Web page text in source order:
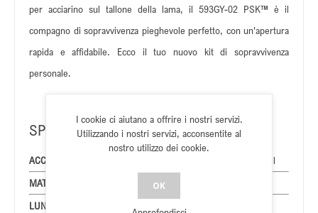
per acciarino sul tallone della lama, il 593GY-02 PSK™ è il
compagno di sopravvivenza pieghevole perfetto, con un'apertura
rapida e affidabile. Ecco il tuo nuovo kit di sopravvivenza
personale.
SPECIFICHE
ACCIAIO LAMA
Elmax Stainless Powder Steel
MATERIALE MANICO
Grivory
LUNGHEZZA LAMA
I cookie ci aiutano a offrire i nostri servizi.
Utilizzando i nostri servizi, acconsentite al
nostro utilizzo dei cookie.
OK